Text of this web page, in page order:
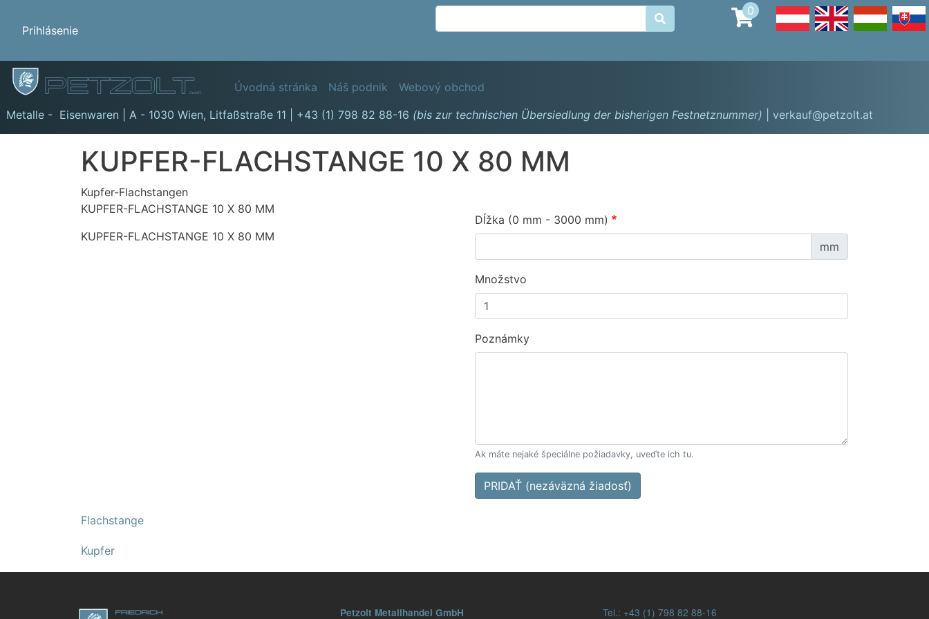
Skočiť
obsah
Benutzermenü
Prihlásenie

0
GmbH Hauptnavigation
Úvodná stránka Náš podnik
Webový obchod
Metalle - Eisenwaren | A - 1030 Wien, Litfaßstraße 11 +43 (1) 798 82 88-16 (bis zur technischen Übersiedlung der bisherigen Festnetznummer) | verkauf@petzolt.at
KUPFER-FLACHSTANGE 10 X 80 MM
Kupfer-Flachstangen
KUPFER-FLACHSTANGE 10 X 80 MM
KUPFER-FLACHSTANGE 10 X 80 MM
Dĺžka (0 mm - 3000 mm)
mm
Množstvo
Poznámky
Ak máte nejaké špeciálne požiadavky, uveďte ich tu.
PRIDAŤ (nezáväzná žiadosť)
Flachstange
Kupfer
Petzolt Metallhandel GmbH Tel.: +43 (1) 798 82 88-16